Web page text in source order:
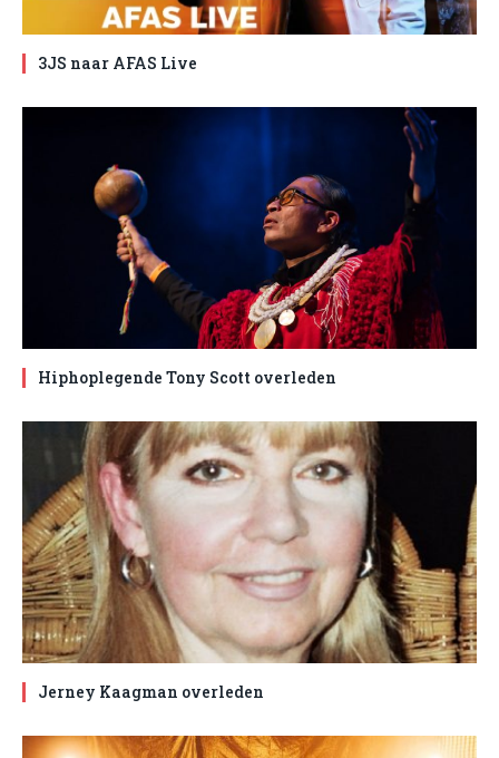
3JS naar AFAS Live
Hiphoplegende Tony Scott overleden
Jerney Kaagman overleden